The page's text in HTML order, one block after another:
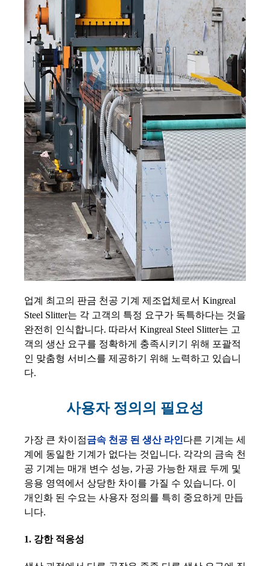
업계 최고의 판금 천공 기계 제조업체로서 Kingreal
Steel Slitter는 각 고객의 특정 요구가 독특하다는 것을
완전히 인식합니다. 따라서 Kingreal Steel Slitter는 고
객의 생산 요구를 정확하게 충족시키기 위해 포괄적
인 맞춤형 서비스를 제공하기 위해 노력하고 있습니
다.
사용자 정의의 필요성
가장 큰 차이점금속 천공 된 생산 라인다른 기계는 세
계에 동일한 기계가 없다는 것입니다. 각각의 금속 천
공 기계는 매개 변수 성능, 가공 가능한 재료 두께 및
응용 영역에서 상당한 차이를 가질 수 있습니다. 이
개인화 된 수요는 사용자 정의를 특히 중요하게 만듭
니다.
1. 강한 적응성